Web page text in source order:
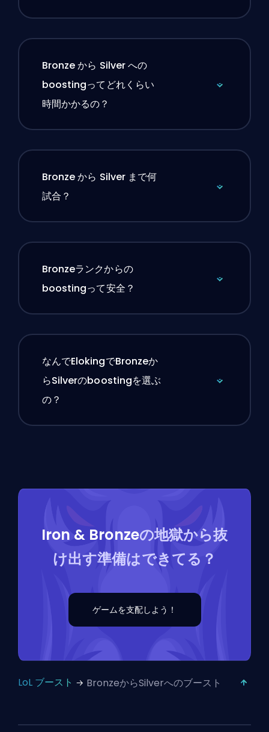
Bronze から Silver への
boostingってどれくらい
時間かかるの？
Bronze から Silver まで何
試合？
Bronzeランクからの
boostingって安全？
なんでElokingでBronzeか
らSilverのboostingを選ぶ
の？
Iron & Bronzeの地獄から抜
け出す準備はできてる？
ゲームを支配しよう！
LoL ブースト BronzeからSilverへのブースト